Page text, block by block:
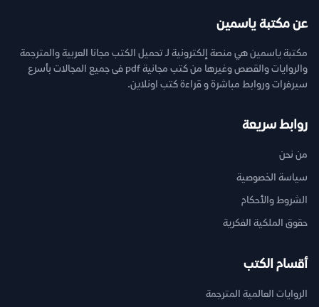
عن مكتبة ياسمين
مكتبة ياسمين هي منصة إلكترونية لـ تحميل الكتب مجانا العربية والمترجمة
والروايات والقصص وغيرها من كتب مجانية pdf فى جميع المجالات بأسرع
سيرفرات وروابط مباشرة و قراءة كتب اونلاين.
روابط سريعة
من نحن
سياسة الخصوصية
الشروط والأحكام
حقوق الملكية الفكرية
أقسام الكتب
الروايات العالمية المترجمة